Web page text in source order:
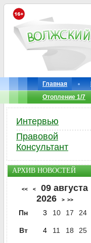
Главная
Отопление 1/7
Интервью
Правовой
Консультант
АРХИВ НОВОСТЕЙ
<< <
09 августа
2026
> >>
Пн 3 10 17 24
Вт 4 11 18 25